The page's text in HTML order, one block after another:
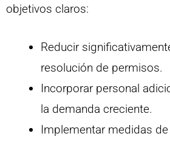
objetivos claros:
Reducir
resolución de permisos.
Incorporar personal
la demanda creciente.
Implementar medidas